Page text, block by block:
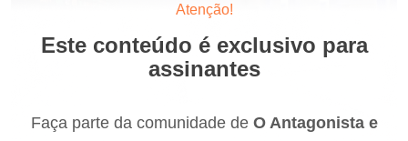
Atenção!
Este conteúdo é exclusivo para
assinantes
Faça parte da comunidade de O Antagonista e